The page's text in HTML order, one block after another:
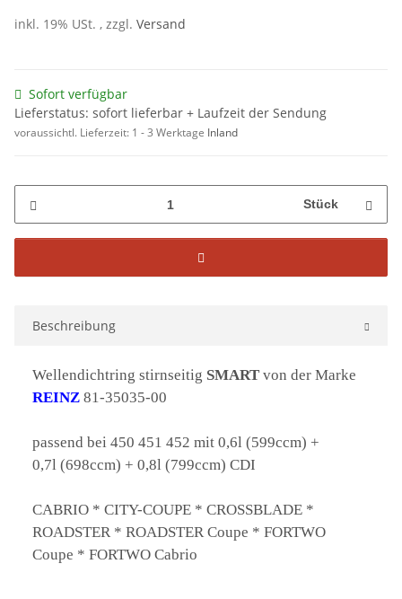
inkl. 19% USt. , zzgl. Versand
Sofort verfügbar
Lieferstatus: sofort lieferbar + Laufzeit der Sendung
voraussichtl. Lieferzeit: 1 - 3 Werktage Inland
Stück
Beschreibung
Wellendichtring stirnseitig SMART von der Marke
REINZ 81-35035-00
passend bei 450 451 452 mit 0,6l (599ccm) +
0,7l (698ccm) + 0,8l (799ccm) CDI
CABRIO * CITY-COUPE * CROSSBLADE *
ROADSTER * ROADSTER Coupe * FORTWO
Coupe * FORTWO Cabrio